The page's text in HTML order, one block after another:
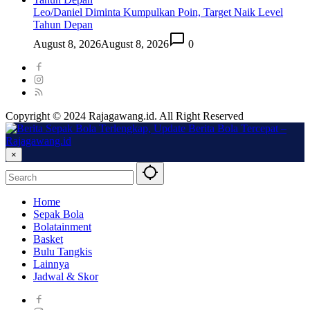
Leo/Daniel Diminta Kumpulkan Poin, Target Naik Level
Tahun Depan
August 8, 2026August 8, 2026 0
Copyright © 2024 Rajagawang.id. All Right Reserved
×
Home
Sepak Bola
Bolatainment
Basket
Bulu Tangkis
Lainnya
Jadwal & Skor